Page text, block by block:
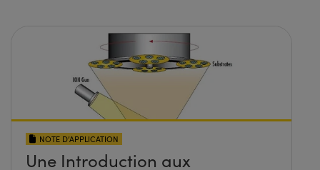
NOTE D’APPLICATION
Une Introduction aux